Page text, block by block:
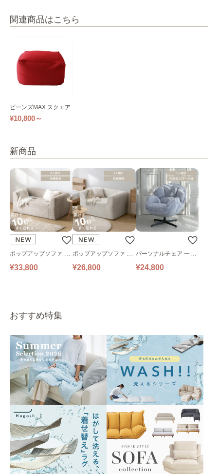
関連商品はこちら
ビーンズMAX スクエア
¥10,800～
新商品
ポップアップソファ ソ
ファ フロアソファ 幅14
¥33,800
ポップアップソファ ソ
ファ フロアソファ 幅10
¥26,800
パーソナルチェア 一人
掛けソファ O’HANA ソ
¥24,800
おすすめ特集